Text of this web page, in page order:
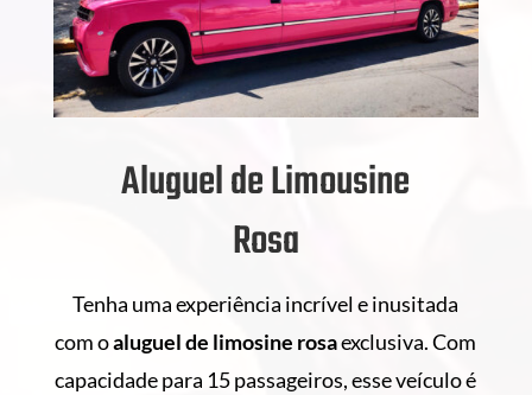
Aluguel de Limousine
Rosa
Tenha uma experiência incrível e inusitada
com oaluguel de limosine rosaexclusiva. Com
capacidade para 15 passageiros, esse veículo é